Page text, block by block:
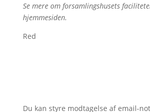
Se mere om forsamlingshusets
hjemmesiden.
Red
Du kan styre modtagelse af email-